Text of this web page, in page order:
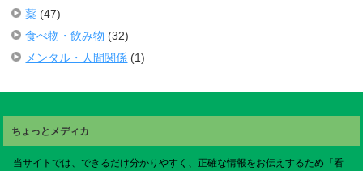
薬 (47)
食べ物・飲み物 (32)
メンタル・人間関係 (1)
ちょっとメディカ
当サイトでは、できるだけ分かりやすく、正確な情報をお伝えするため「看